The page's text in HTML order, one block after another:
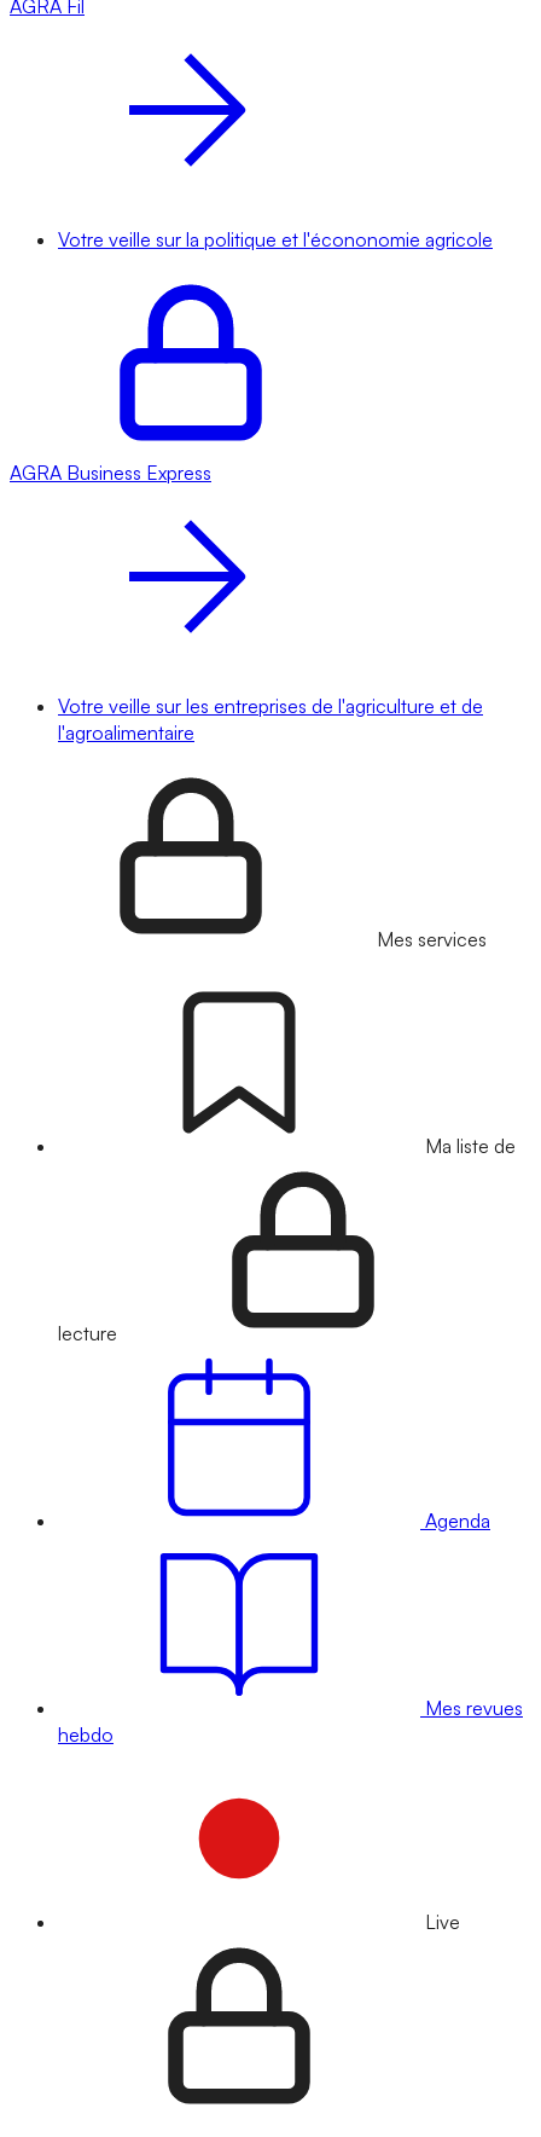
AGRA Fil
Votre veille sur la politique et l'écononomie agricole
AGRA Business Express
Votre veille sur les entreprises de l'agriculture et de
l'agroalimentaire
Mes services
Ma liste de
lecture
Agenda
Mes revues
hebdo
Live